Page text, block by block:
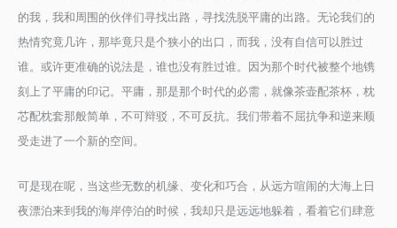
的我，我和周围的伙伴们寻找出路，寻找洗脱平庸的出路。无论我们的
热情究竟几许，那毕竟只是个狭小的出口，而我，没有自信可以胜过
谁。或许更准确的说法是，谁也没有胜过谁。因为那个时代被整个地镌
刻上了平庸的印记。平庸，那是那个时代的必需，就像茶壶配茶杯，枕
芯配枕套那般简单，不可辩驳，不可反抗。我们带着不屈抗争和逆来顺
受走进了一个新的空间。
可是现在呢，当这些无数的机缘、变化和巧合，从远方喧闹的大海上日
夜漂泊来到我的海岸停泊的时候，我却只是远远地躲着，看着它们肆意